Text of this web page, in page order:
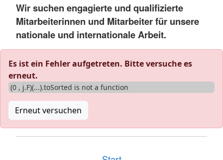
Wir suchen engagierte und qualifizierte
Mitarbeiterinnen und Mitarbeiter für unsere
nationale und internationale Arbeit.
Es ist ein Fehler aufgetreten. Bitte versuche es
erneut.
(0 , j.F)(...).toSorted is not a function
Erneut versuchen